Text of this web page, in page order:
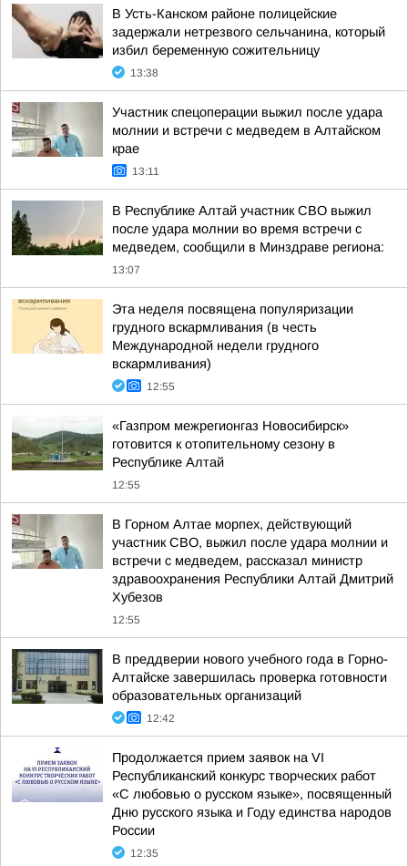
В Усть-Канском районе полицейские
задержали нетрезвого сельчанина, который
избил беременную сожительницу
13:38
Участник спецоперации выжил после удара
молнии и встречи с медведем в Алтайском
крае
13:11
В Республике Алтай участник СВО выжил
после удара молнии во время встречи с
медведем, сообщили в Минздраве региона:
13:07
Эта неделя посвящена популяризации
грудного вскармливания (в честь
Международной недели грудного
вскармливания)
12:55
«Газпром межрегионгаз Новосибирск»
готовится к отопительному сезону в
Республике Алтай
12:55
В Горном Алтае морпех, действующий
участник СВО, выжил после удара молнии и
встречи с медведем, рассказал министр
здравоохранения Республики Алтай Дмитрий
Хубезов
12:55
В преддверии нового учебного года в Горно-
Алтайске завершилась проверка готовности
образовательных организаций
12:42
Продолжается прием заявок на VI
Республиканский конкурс творческих работ
«С любовью о русском языке», посвященный
Дню русского языка и Году единства народов
России
12:35